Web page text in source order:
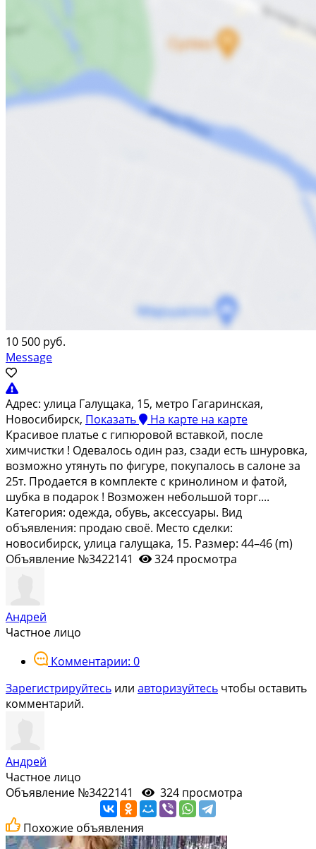
10 500 руб.
Message
Адрес: улица Галущака, 15, метро Гагаринская,
Новосибирск, Показать На карте на карте
Красивое платье с гипюровой вставкой, после
химчистки ! Одевалось один раз, сзади есть шнуровка,
возможно утянуть по фигуре, покупалось в салоне за
25т. Продается в комплекте с кринолином и фатой,
шубка в подарок ! Возможен небольшой торг....
Категория: одежда, обувь, аксессуары. Вид
объявления: продаю своё. Место сделки:
новосибирск, улица галущака, 15. Размер: 44–46 (m)
Объявление №3422141
324 просмотра
Андрей
Частное лицо
Комментарии: 0
Зарегистрируйтесь или авторизуйтесь чтобы оставить
комментарий.
Андрей
Частное лицо
Объявление №3422141
324 просмотра
Похожие объявления